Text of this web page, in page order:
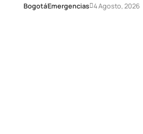
BogotáEmergencias 4 Agosto, 2026